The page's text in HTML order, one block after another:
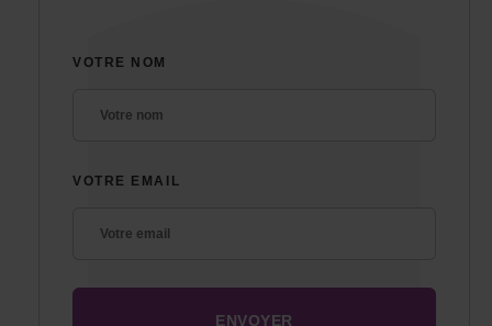
VOTRE NOM
VOTRE EMAIL